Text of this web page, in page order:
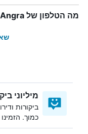
מה הטלפון של Vila Galé Eco Resort Angra?
מיליוני
ביקורות
כמוך.